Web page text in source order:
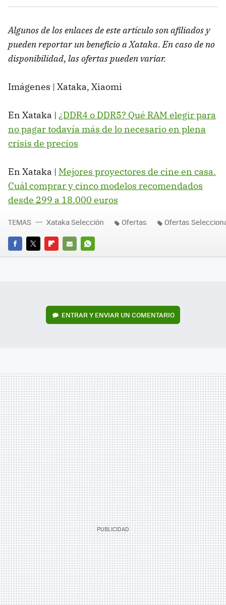
Algunos de los enlaces de este artículo son afiliados y
pueden reportar un beneficio a Xataka. En caso de no
disponibilidad, las ofertas pueden variar.
Imágenes | Xataka, Xiaomi
En Xataka | ¿DDR4 o DDR5? Qué RAM elegir para
no pagar todavía más de lo necesario en plena
crisis de precios
En Xataka | Mejores proyectores de cine en casa.
Cuál comprar y cinco modelos recomendados
desde 299 a 18.000 euros
FACEBOOK
TWITTERFLIPBOARD
E-
WHATSAPP
TEMAS Xataka Selección Ofertas Ofertas
ENTRAR Y ENVIAR UN COMENTARIO